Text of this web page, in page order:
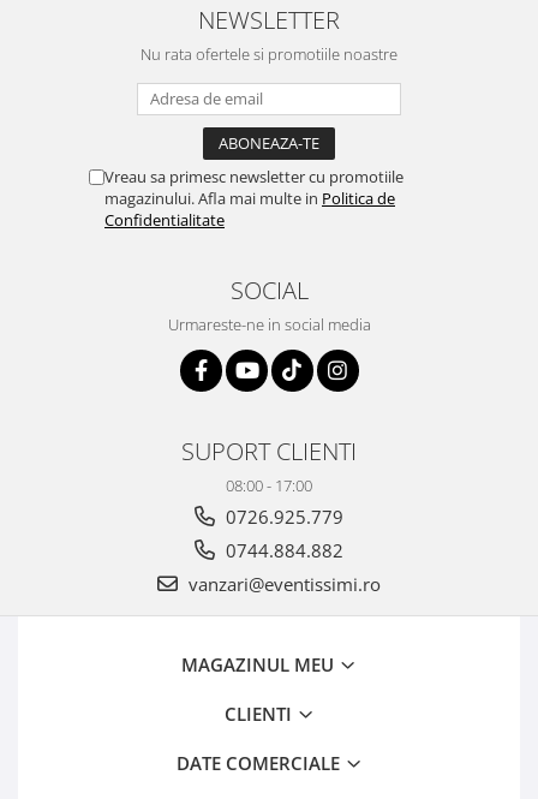
NEWSLETTER
Nu rata ofertele si promotiile noastre
Vreau sa primesc newsletter cu promotiile
magazinului. Afla mai multe in Politica de
Confidentialitate
SOCIAL
Urmareste-ne in social media
SUPORT CLIENTI
08:00 - 17:00
0726.925.779
0744.884.882
vanzari@eventissimi.ro
MAGAZINUL MEU
CLIENTI
DATE COMERCIALE